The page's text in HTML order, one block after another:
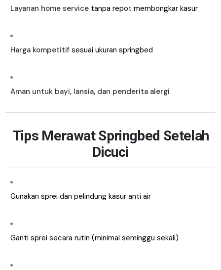
Layanan home service tanpa repot membongkar kasur
Harga kompetitif sesuai ukuran springbed
Aman untuk bayi, lansia, dan penderita alergi
Tips Merawat Springbed Setelah
Dicuci
Gunakan sprei dan pelindung kasur anti air
Ganti sprei secara rutin (minimal seminggu sekali)